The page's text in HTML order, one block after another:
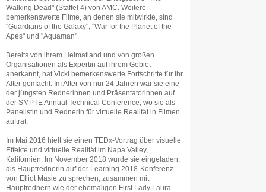
Walking Dead" (Staffel 4) von AMC. Weitere
bemerkenswerte Filme, an denen sie mitwirkte, sind
"Guardians of the Galaxy", "War for the Planet of the
Apes" und "Aquaman".
Bereits von ihrem Heimatland und von großen
Organisationen als Expertin auf ihrem Gebiet
anerkannt, hat Vicki bemerkenswerte Fortschritte für ihr
Alter gemacht. Im Alter von nur 24 Jahren war sie eine
der jüngsten Rednerinnen und Präsentatorinnen auf
der SMPTE Annual Technical Conference, wo sie als
Panelistin und Rednerin für virtuelle Realität in Filmen
auftrat.
Im Mai 2016 hielt sie einen TEDx-Vortrag über visuelle
Effekte und virtuelle Realität im Napa Valley,
Kalifornien. Im November 2018 wurde sie eingeladen,
als Hauptrednerin auf der Learning 2018-Konferenz
von Elliot Masie zu sprechen, zusammen mit
Hauptrednern wie der ehemaligen First Lady Laura